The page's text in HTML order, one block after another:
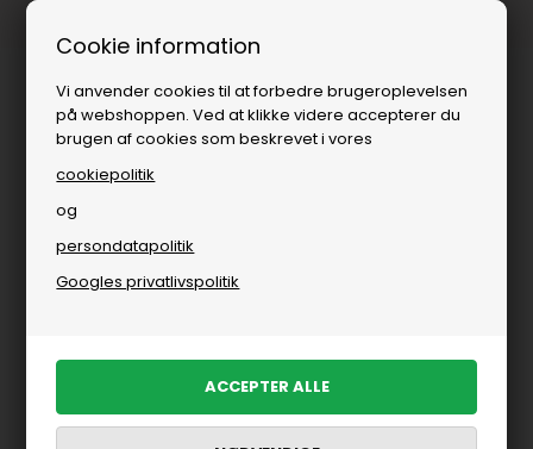
Cookie information
Vi anvender cookies til at forbedre brugeroplevelsen
på webshoppen. Ved at klikke videre accepterer du
brugen af cookies som beskrevet i vores
cookiepolitik
og
persondatapolitik
Googles privatlivspolitik
Brands »Co Couture
FILTRER PRODUKTER